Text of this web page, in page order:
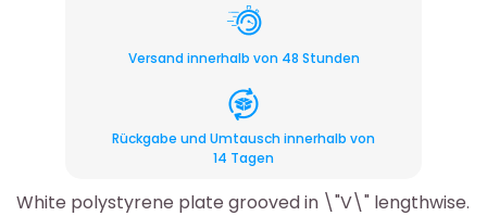
Versand innerhalb von 48 Stunden
Rückgabe und Umtausch innerhalb von
14 Tagen
White polystyrene plate grooved in \"V\" lengthwise.